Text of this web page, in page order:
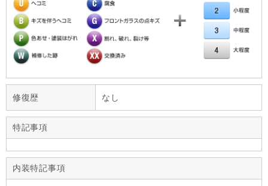
修復歴 なし
特記事項
内装特記事項